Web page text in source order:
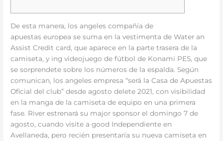
De esta manera, los angeles compañía de
apuestas europea se suma en la vestimenta de Water an
Assist Credit card, que aparece en la parte trasera de la
camiseta, y ing videojuego de fútbol de Konami PES, que
se sorprendete sobre los números de la espalda. Según
comunican, los angeles empresa “será la Casa de Apuestas
Oficial del club” desde agosto delete 2021, con visibilidad
en la manga de la camiseta de equipo en una primera
fase. River estrenará su major sponsor el domingo 7 de
agosto, cuando visite a good Independiente en
Avellaneda, pero recién presentaría su nueva camiseta en